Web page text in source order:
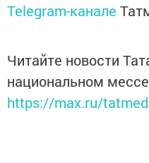
Telegram-канале
Читайте новости
национальном
https://max.ru/